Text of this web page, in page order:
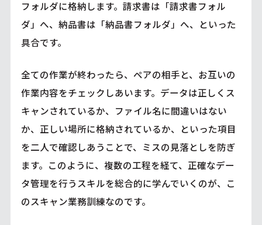
フォルダに格納します。請求書は「請求書フォル
ダ」へ、納品書は「納品書フォルダ」へ、といった
具合です。
全ての作業が終わったら、ペアの相手と、お互いの
作業内容をチェックしあいます。データは正しくス
キャンされているか、ファイル名に間違いはない
か、正しい場所に格納されているか、といった項目
を二人で確認しあうことで、ミスの見落としを防ぎ
ます。このように、複数の工程を経て、正確なデー
タ管理を行うスキルを総合的に学んでいくのが、こ
のスキャン業務訓練なのです。